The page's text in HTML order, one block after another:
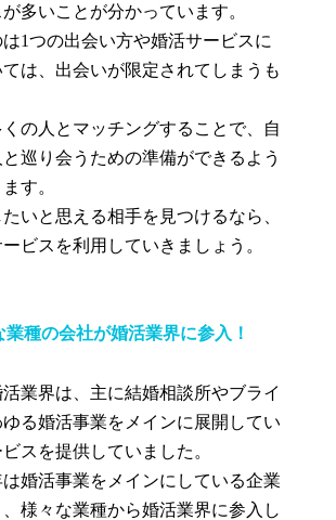
多いことが分かっています。
1つの出会い方や婚活サービスに
は、出会いが限定されてしまうも
の人とマッチングすることで、自
巡り会うための準備ができるよう
す。
いと思える相手を見つけるなら、
ビスを利用していきましょう。
業種の会社が婚活業界に参入！
業界は、主に結婚相談所やブライ
る婚活事業をメインに展開してい
スを提供していました。
は婚活事業をメインにしている企業
様々な業種から婚活業界に参入し